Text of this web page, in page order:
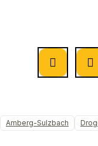
Amberg-Sulzbach